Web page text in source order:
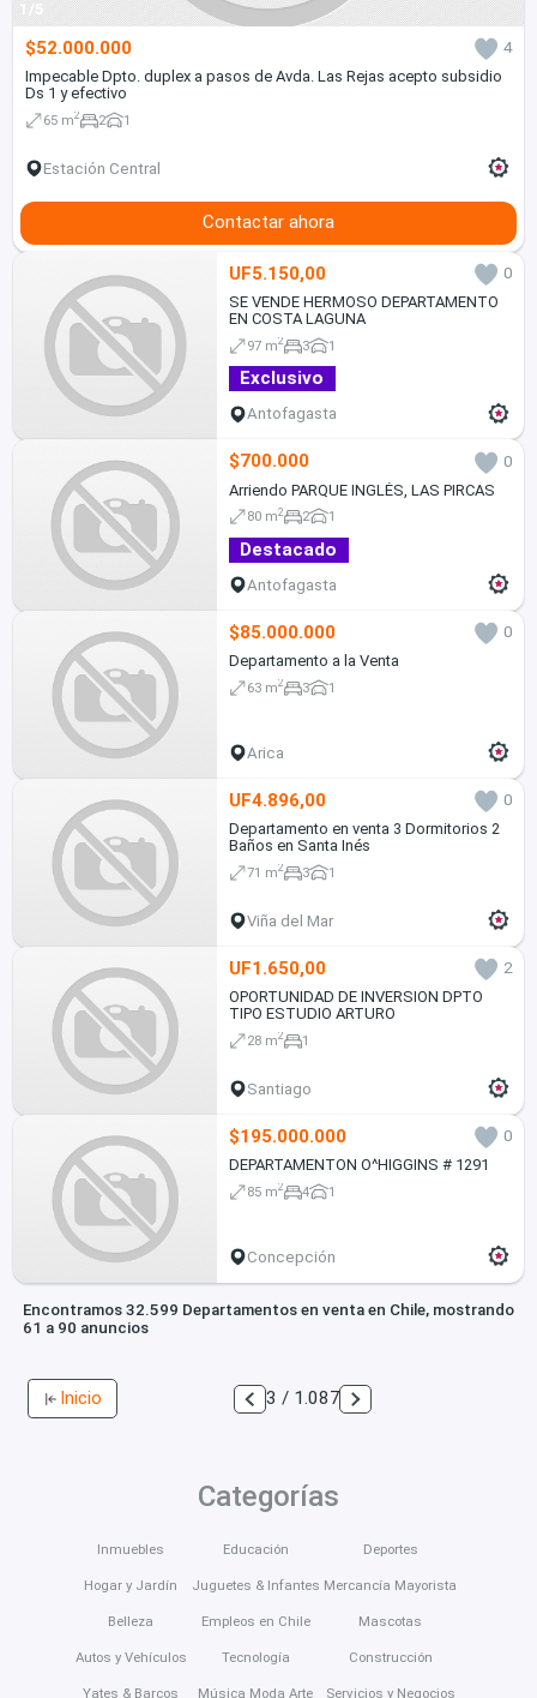
1/5
$52.000.000
4
Impecable Dpto. duplex a pasos de Avda. Las Rejas acepto subsidio
Ds 1 y efectivo
65 m2 2 1
Estación Central
Contactar ahora
UF5.150,00
0
SE VENDE HERMOSO DEPARTAMENTO
EN COSTA LAGUNA
97 m2 3 1
Exclusivo
Antofagasta
$700.000
0
Arriendo PARQUE INGLÉS, LAS PIRCAS
80 m2 2 1
Destacado
Antofagasta
$85.000.000
0
Departamento a la Venta
63 m2 3 1
Arica
UF4.896,00
0
Departamento en venta 3 Dormitorios 2
Baños en Santa Inés
71 m2 3 1
Viña del Mar
UF1.650,00
2
OPORTUNIDAD DE INVERSION DPTO
TIPO ESTUDIO ARTURO
28 m2 1
Santiago
$195.000.000
0
DEPARTAMENTON O^HIGGINS # 1291
85 m2 4 1
Concepción
Encontramos 32.599 Departamentos en venta en Chile, mostrando
61 a 90 anuncios
Inicio 3 / 1.087
Categorías
Inmuebles
Hogar y Jardín
Belleza
Autos y Vehículos
Yates & Barcos
Educación
Juguetes & Infantes
Empleos en Chile
Tecnología
Música Moda Arte
Deportes
Mercancía Mayorista
Mascotas
Construcción
Servicios y Negocios